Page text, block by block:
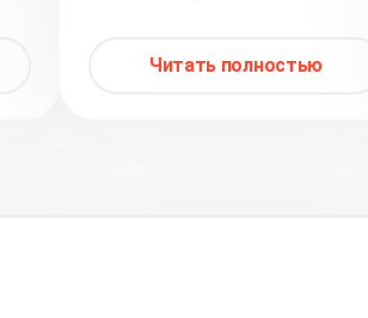
Читать полностью